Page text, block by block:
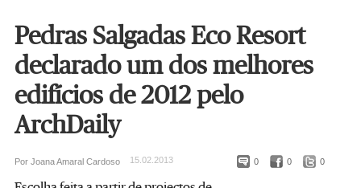
Pedras Salgadas Eco Resort
declarado um dos melhores
edifícios de 2012 pelo
ArchDaily
0 0 0
Por Joana Amaral Cardoso 15.02.2013